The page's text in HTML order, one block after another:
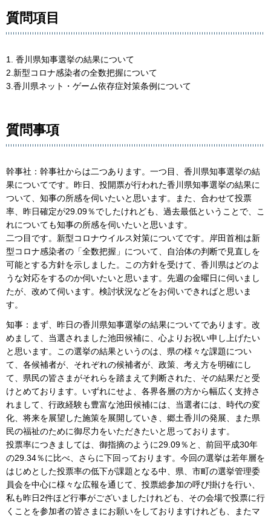
質問項目
1. 香川県知事選挙の結果について
2.新型コロナ感染者の全数把握について
3.香川県ネット・ゲーム依存症対策条例について
質問事項
幹事社：幹事社からは二つあります。一つ目、香川県知事選挙の結
果についてです。昨日、投開票が行われた香川県知事選挙の結果に
ついて、知事の所感を伺いたいと思います。また、合わせて投票
率、昨日確定が29.09％でしたけれども、過去最低ということで、こ
れについても知事の所感を伺いたいと思います。
二つ目です。新型コロナウイルス対策についてです。岸田首相は新
型コロナ感染者の「全数把握」について、自治体の判断で見直しを
可能とする方針を示しました。この方針を受けて、香川県はどのよ
うな対応をするのか伺いたいと思います。先週の金曜日に伺いまし
たが、改めて伺います。検討状況などをお伺いできればと思いま
す。
知事：まず、昨日の香川県知事選挙の結果についてであります。改
めまして、当選されました池田候補に、心よりお祝い申し上げたい
と思います。この選挙の結果というのは、県の様々な課題につい
て、各候補者が、それぞれの候補者が、政策、考え方を明確にし
て、県民の皆さまがそれらを踏まえて判断された、その結果だと受
けとめております。いずれにせよ、各界各層の方から幅広く支持さ
れまして、行政経験も豊富な池田候補には、当選者には、時代の変
化、将来を展望した施策を展開していき、郷土香川の発展、また県
民の福祉のために御尽力をいただきたいと思っております。
投票率につきましては、御指摘のように29.09％と、前回平成30年
の29.34％に比べ、さらに下回っております。今回の選挙は若年層を
はじめとした投票率の低下が課題となる中、県、市町の選挙管理委
員会を中心に様々な広報を通じて、投票総参加の呼び掛けを行い、
私も昨日2件ほど行事がございましたけれども、その会場で投票に行
くことを参加者の皆さまにお願いをしておりますけれども、またマ